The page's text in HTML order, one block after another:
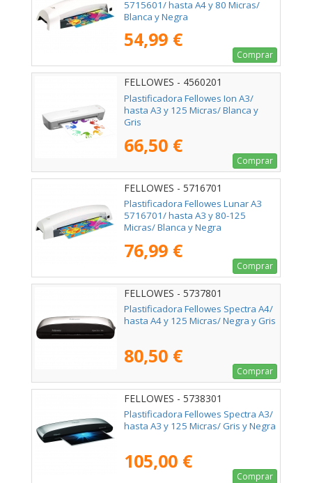
5715601/ hasta A4 y 80 Micras/
Blanca y Negra
54,99 €
Comprar
FELLOWES - 4560201
Plastificadora Fellowes Ion A3/
hasta A3 y 125 Micras/ Blanca y
Gris
66,50 €
Comprar
FELLOWES - 5716701
Plastificadora Fellowes Lunar A3
5716701/ hasta A3 y 80-125
Micras/ Blanca y Negra
76,99 €
Comprar
FELLOWES - 5737801
Plastificadora Fellowes Spectra A4/
hasta A4 y 125 Micras/ Negra y Gris
80,50 €
Comprar
FELLOWES - 5738301
Plastificadora Fellowes Spectra A3/
hasta A3 y 125 Micras/ Gris y Negra
105,00 €
Comprar